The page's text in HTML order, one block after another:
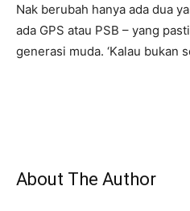
Nak berubah hanya ada dua
ada GPS atau PSB – yang
generasi muda. ‘Kalau bukan
About The Author